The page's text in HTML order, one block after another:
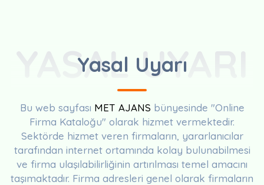
Yasal Uyarı
YASAL UYARI
Bu web sayfası MET AJANS bünyesinde "Online
Firma Kataloğu" olarak hizmet vermektedir.
Sektörde hizmet veren firmaların, yararlanıcılar
tarafından internet ortamında kolay bulunabilmesi
ve firma ulaşılabilirliğinin artırılması temel amacını
taşımaktadır. Firma adresleri genel olarak firmaların